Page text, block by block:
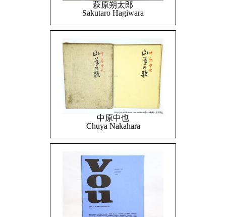
萩原朔太郎
Sakutaro Hagiwara
中原中也
Chuya Nakahara